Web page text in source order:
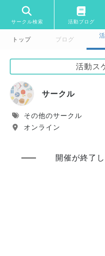
サークル検索 活動ブログ
トップ ブログ
活動ス
サークル
その他のサークル
オンライン
開催が終了